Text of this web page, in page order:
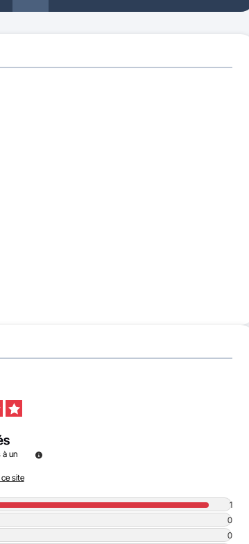
à un
site
1
0
0